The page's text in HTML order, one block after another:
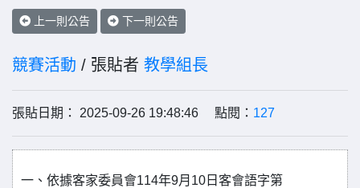
上一則公告 下一則公告
競賽活動 / 張貼者 教學組長
張貼日期： 2025-09-26 19:48:46 點閱： 127
一、依據客家委員會114年9月10日客會語字第